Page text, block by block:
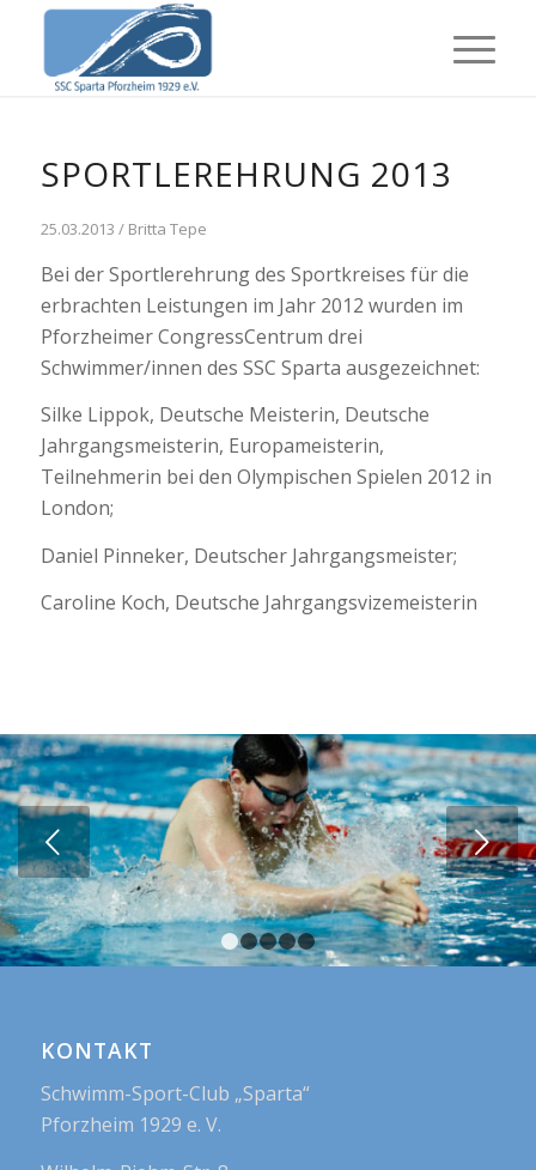
SPORTLEREHRUNG 2013
25.03.2013 / Britta Tepe
Bei der Sportlerehrung des Sportkreises für die
erbrachten Leistungen im Jahr 2012 wurden im
Pforzheimer CongressCentrum drei
Schwimmer/innen des SSC Sparta ausgezeichnet:
Silke Lippok, Deutsche Meisterin, Deutsche
Jahrgangsmeisterin, Europameisterin,
Teilnehmerin bei den Olympischen Spielen 2012 in
London;
Daniel Pinneker, Deutscher Jahrgangsmeister;
Caroline Koch, Deutsche Jahrgangsvizemeisterin
Weiter
1 2 3 4 5
KONTAKT
Schwimm-Sport-Club „Sparta“
Pforzheim 1929 e. V.